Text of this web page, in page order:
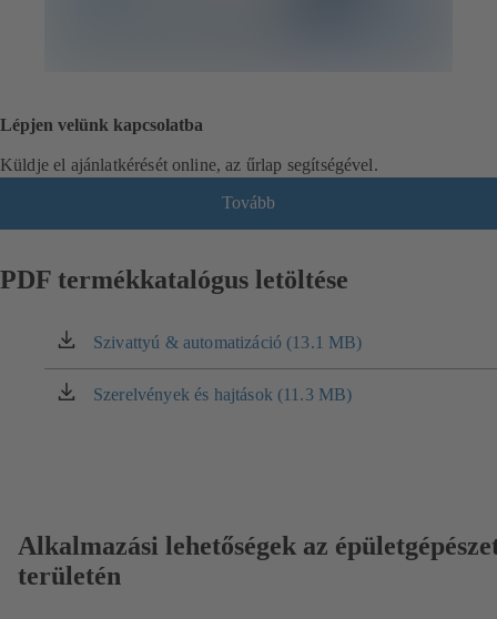
Lépjen velünk kapcsolatba
Küldje el ajánlatkérését online, az űrlap segítségével.
Tovább
PDF termékkatalógus letöltése
Szivattyú & automatizáció (13.1 MB)
(új
lapon
nyílik
Szerelvények és hajtások (11.3 MB)
(új
Alkalmazási lehetőségek az
területén